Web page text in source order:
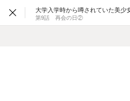
第9話 再会の日②